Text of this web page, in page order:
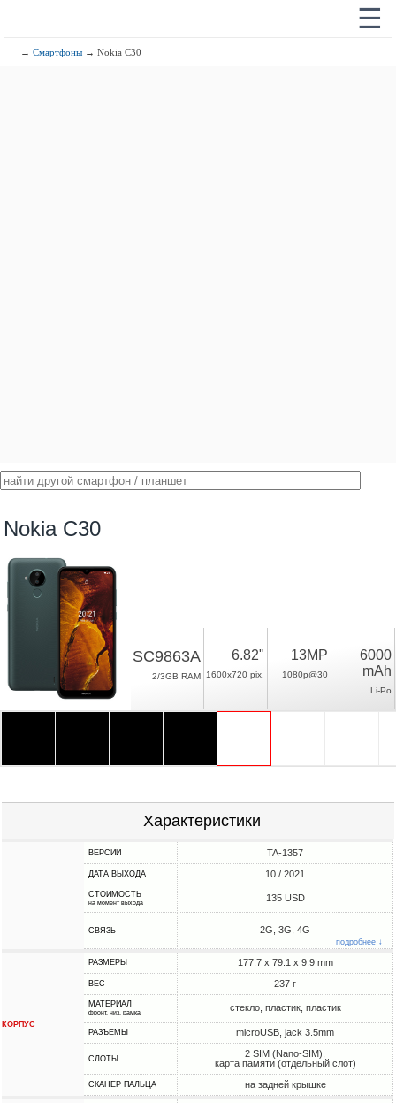
☰
→Смартфоны → Nokia C30
Nokia C30
SC9863A
2/3GB RAM
6.82"
1600x720 pix.
13MP
1080p@30
6000
mAh
Li-Po
Характеристики
ВЕРСИИ TA-1357
ДАТА ВЫХОДА 10 / 2021
СТОИМОСТЬ
на момент выхода 135 USD
СВЯЗЬ 2G, 3G, 4G
подробнее ↓
КОРПУС
РАЗМЕРЫ 177.7 x 79.1 x 9.9 mm
ВЕС 237 г
МАТЕРИАЛ
фронт, низ, рамка стекло, пластик, пластик
РАЗЪЕМЫ microUSB, jack 3.5mm
СЛОТЫ
2 SIM (Nano-SIM),
карта памяти (отдельный слот)
СКАНЕР ПАЛЬЦА на задней крышке